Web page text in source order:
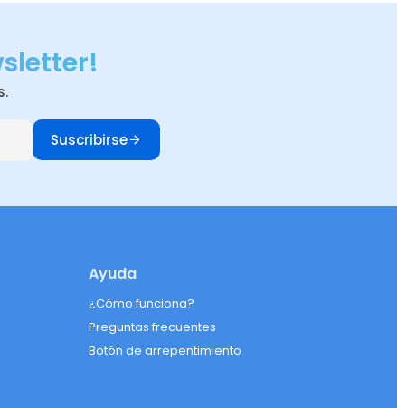
Suscribirse
Ayuda
¿Cómo funciona?
Preguntas frecuentes
Botón de arrepentimiento